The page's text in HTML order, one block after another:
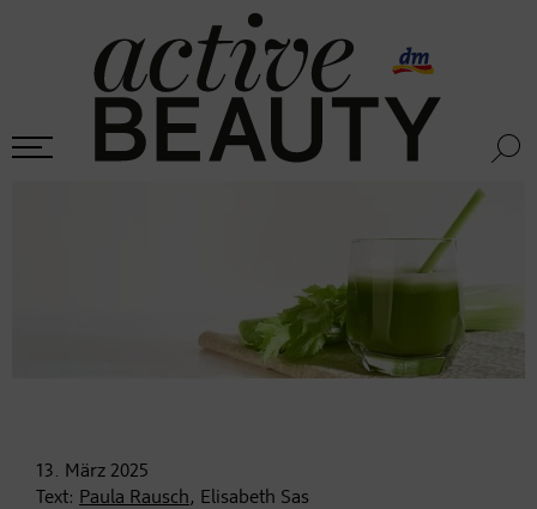
13. März 2025
Text: Paula Rausch, Elisabeth Sas